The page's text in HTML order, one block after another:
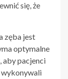
się, że
zęba jest
optymalne
aby pacjenci
wykonywali